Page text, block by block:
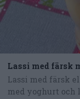
Lassi med färsk
Lassi med färsk
med yoghurt och